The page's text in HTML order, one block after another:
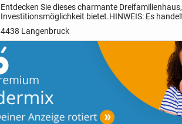
Entdecken Sie dieses charmante
Investitionsmöglichkeit bietet.HINWEIS: Es
Erbpachtgrundstück mit ca. 936,00 € pro Jahr.
4438 Langenbruck